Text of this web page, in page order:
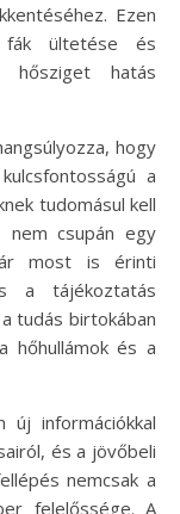
Ezen
fák ültetése és
hősziget hatás
hogy
a
tudomásul kell
nem csupán egy
most is érinti
a tájékoztatás
tudás birtokában
hőhullámok és a
új információkkal
és a jövőbeli
nemcsak a
felelőssége. A